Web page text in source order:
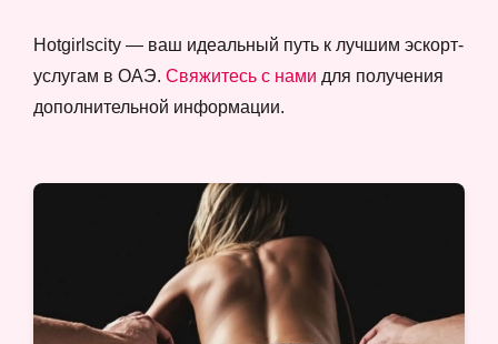
Hotgirlscity — ваш идеальный путь к лучшим эскорт-
услугам в ОАЭ. Свяжитесь с нами для получения
дополнительной информации.